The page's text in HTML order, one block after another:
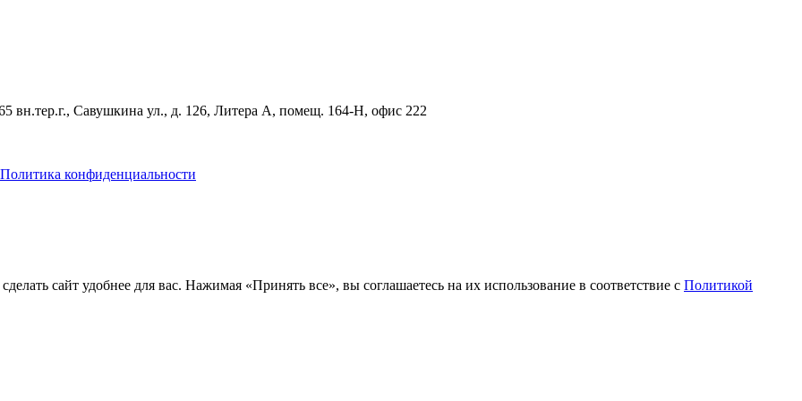
вн.тер.г., Савушкина ул., д. 126, Литера А, помещ. 164-Н, офис 222
Политика конфиденциальности
сайт удобнее для вас. Нажимая «Принять все», вы соглашаетесь на их использование в соответствие с Политикой